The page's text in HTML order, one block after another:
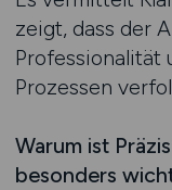
zeigt, dass der
Professionalität
Prozessen
Warum ist
besonders